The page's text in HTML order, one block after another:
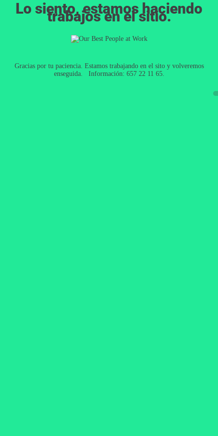
Lo siento, estamos haciendo
trabajos en el sitio.
Gracias por tu paciencia. Estamos trabajando en el sito y volveremos
enseguida. Información: 657 22 11 65.